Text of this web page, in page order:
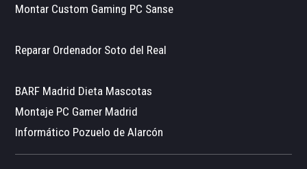
Montar Custom Gaming PC Sanse
Reparar Ordenador Soto del Real
BARF Madrid Dieta Mascotas
Montaje PC Gamer Madrid
Informático Pozuelo de Alarcón